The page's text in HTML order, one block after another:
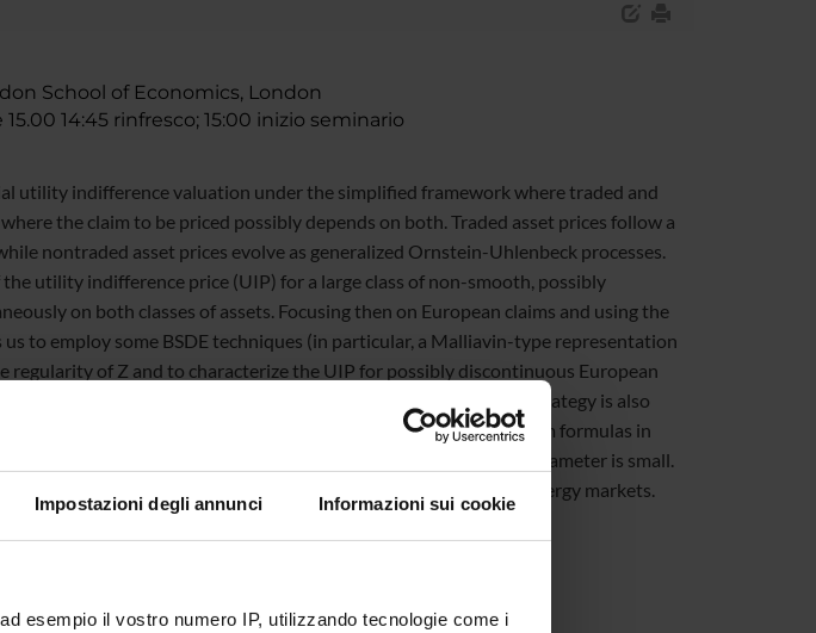
Impostazioni degli annunci Informazioni sui cookie
esempio il vostro numero IP, utilizzando tecnologie come i
School of Economics, London
14:45 rinfresco; 15:00 inizio seminario
utility indifference valuation under the simplified framework where traded and
the claim to be priced possibly depends on both. Traded asset prices follow a
nontraded asset prices evolve as generalized Ornstein-Uhlenbeck processes.
utility indifference price (UIP) for a large class of non-smooth, possibly
on both classes of assets. Focusing then on European claims and using the
to employ some BSDE techniques (in particular, a Malliavin-type representation
regularity of Z and to characterize the UIP for possibly discontinuous European
PDE with continuous space derivatives. The optimal hedging strategy is also
strategy corresponding to the UIP. Since there are no closed-form formulas in
for prices and hedging strategies when the risk aversion parameter is small.
and hedging power derivatives in various structural models for energy markets.